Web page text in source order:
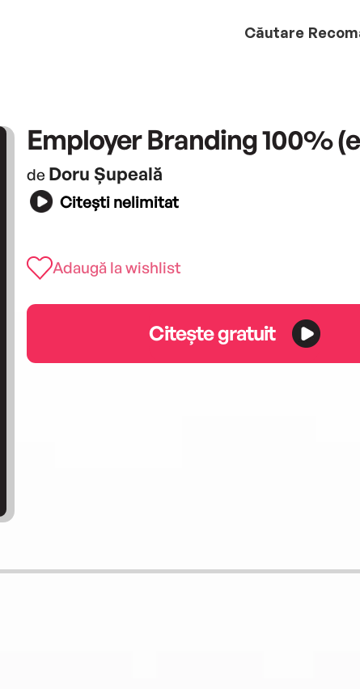
Căutare
Employer Branding 100%
de Doru Șupeală
Citești nelimitat
Adaugă la wishlist
Citește gratuit